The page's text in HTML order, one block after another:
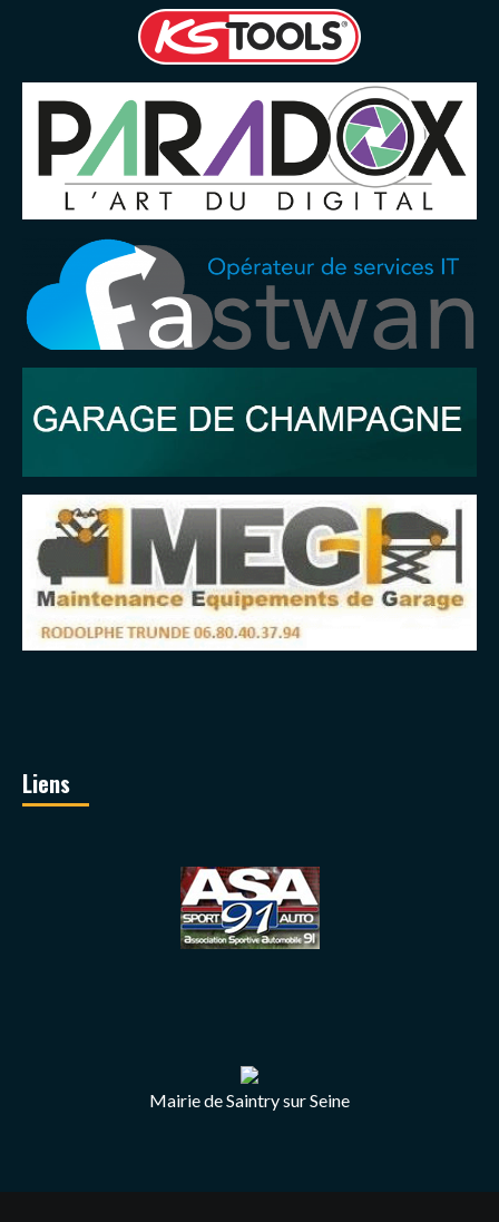
Liens
Mairie de Saintry sur Seine